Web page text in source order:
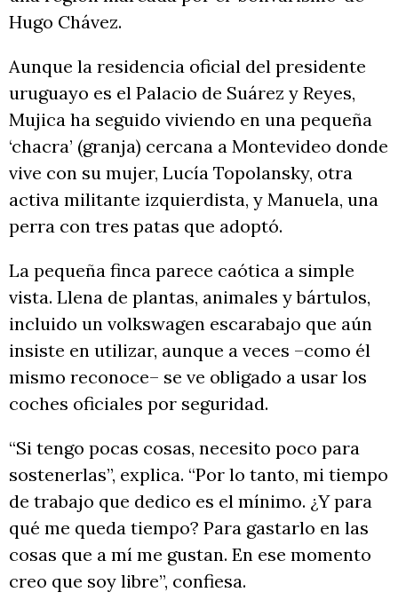
Hugo Chávez.
Aunque la residencia oficial del presidente
uruguayo es el Palacio de Suárez y Reyes,
Mujica ha seguido viviendo en una pequeña
‘chacra’ (granja) cercana a Montevideo donde
vive con su mujer, Lucía Topolansky, otra
activa militante izquierdista, y Manuela, una
perra con tres patas que adoptó.
La pequeña finca parece caótica a simple
vista. Llena de plantas, animales y bártulos,
incluido un volkswagen escarabajo que aún
insiste en utilizar, aunque a veces –como él
mismo reconoce– se ve obligado a usar los
coches oficiales por seguridad.
“Si tengo pocas cosas, necesito poco para
sostenerlas”, explica. “Por lo tanto, mi tiempo
de trabajo que dedico es el mínimo. ¿Y para
qué me queda tiempo? Para gastarlo en las
cosas que a mí me gustan. En ese momento
creo que soy libre”, confiesa.